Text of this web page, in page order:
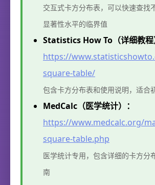
交互式卡方分布表，可以快速查找
显著性水平的临界值
Statistics How To（详细教程
https://
square-table/
包含卡方分布表和使用说明，适合
MedCalc（医学统计）：
https://www.medcalc.org/
square-table.php
医学统计专用，包含详细的卡方分
南